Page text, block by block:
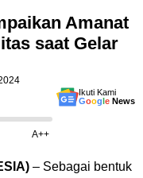
Amanat
saat Gelar
Ikuti Kami
Google News
A++
– Sebagai bentuk